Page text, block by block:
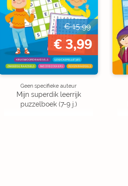
€ 15,99
€ 3,99
Geen specifieke auteur
Mijn superdik leerrijk
puzzelboek (7-9 j.)